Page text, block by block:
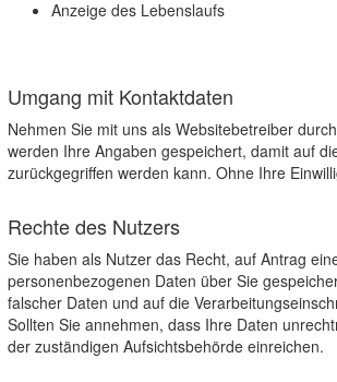
Anzeige des Lebenslaufs
Umgang mit Kontaktdaten
Nehmen Sie mit uns als Websitebetreiber
werden Ihre Angaben gespeichert, damit auf
zurückgegriffen werden kann. Ohne Ihre
Rechte des Nutzers
Sie haben als Nutzer das Recht, auf Antrag
personenbezogenen Daten über Sie
falscher Daten und auf die
Sollten Sie annehmen, dass Ihre Daten
der zuständigen Aufsichtsbehörde einreichen.